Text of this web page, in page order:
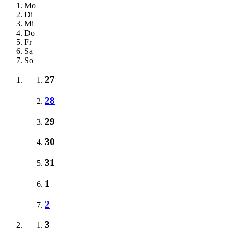
Mo
Di
Mi
Do
Fr
Sa
So
27
28
29
30
31
1
2
3